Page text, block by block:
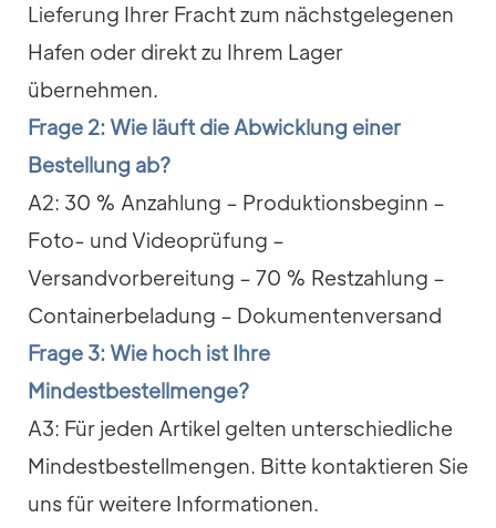
Lieferung Ihrer Fracht zum nächstgelegenen
Hafen oder direkt zu Ihrem Lager
übernehmen.
Frage 2: Wie läuft die Abwicklung einer
Bestellung ab?
A2: 30 % Anzahlung – Produktionsbeginn –
Foto- und Videoprüfung –
Versandvorbereitung – 70 % Restzahlung –
Containerbeladung – Dokumentenversand
Frage 3: Wie hoch ist Ihre
Mindestbestellmenge?
A3: Für jeden Artikel gelten unterschiedliche
Mindestbestellmengen. Bitte kontaktieren Sie
uns für weitere Informationen.